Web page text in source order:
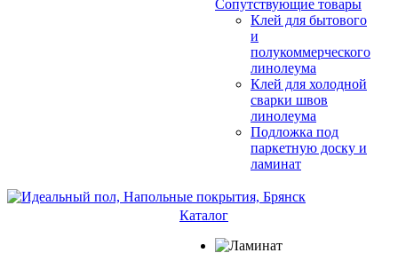
Сопутствующие товары
Клей для бытового
и
полукоммерческого
линолеума
Клей для холодной
сварки швов
линолеума
Подложка под
паркетную доску и
ламинат
Каталог